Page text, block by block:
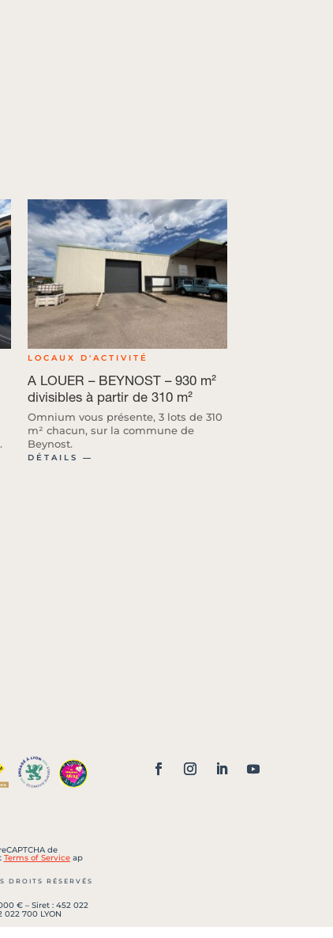
LOCAUX D'ACTIVITÉ
A LOUER – BEYNOST – 930 m²
divisibles à partir de 310 m²
Omnium vous présente, 3 lots de 310
m² chacun, sur la commune de
Beynost.
DÉTAILS ―
de
Terms of Serviceap
DROITS RÉSERVÉS
€ – Siret : 452 022
022 700 LYON